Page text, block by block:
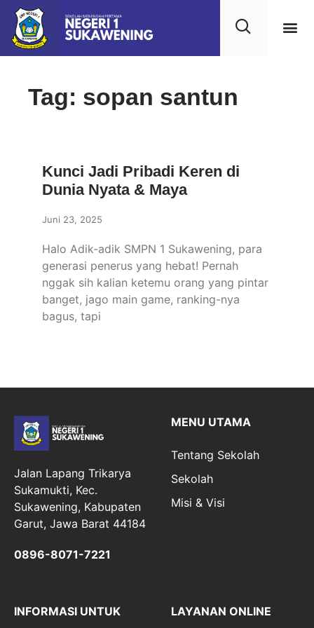
Tag: sopan santun
Kunci Jadi Pribadi Keren di
Dunia Nyata & Maya
Juni 23, 2025
Halo Adik-adik SMPN 1 Sukawening, para
generasi penerus yang hebat! Pernah
nggak sih kalian ketemu orang yang pintar
banget, jago main game, ranking-nya
bagus, tapi
Jalan Lapang Trikarya
Sukamukti, Kec.
Sukawening, Kabupaten
Garut, Jawa Barat 44184
0896-8071-7221
MENU UTAMA
Tentang Sekolah
Sekolah
Misi & Visi
INFORMASI UNTUK LAYANAN ONLINE